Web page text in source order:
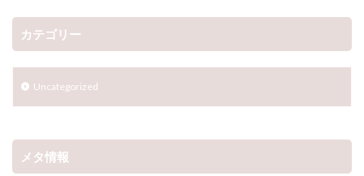
カテゴリー
Uncategorized
メタ情報